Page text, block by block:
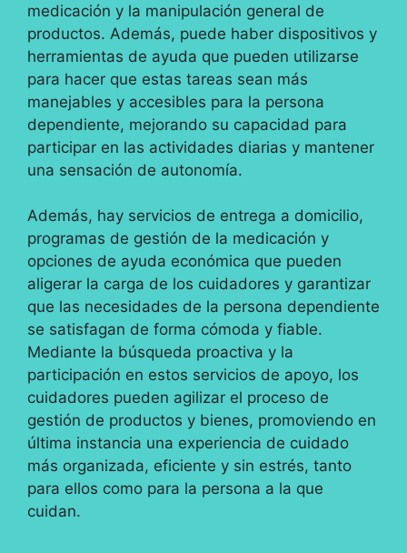
medicación y la manipulación general de
productos. Además, puede haber dispositivos y
herramientas de ayuda que pueden utilizarse
para hacer que estas tareas sean más
manejables y accesibles para la persona
dependiente, mejorando su capacidad para
participar en las actividades diarias y mantener
una sensación de autonomía.
Además, hay servicios de entrega a domicilio,
programas de gestión de la medicación y
opciones de ayuda económica que pueden
aligerar la carga de los cuidadores y garantizar
que las necesidades de la persona dependiente
se satisfagan de forma cómoda y fiable.
Mediante la búsqueda proactiva y la
participación en estos servicios de apoyo, los
cuidadores pueden agilizar el proceso de
gestión de productos y bienes, promoviendo en
última instancia una experiencia de cuidado
más organizada, eficiente y sin estrés, tanto
para ellos como para la persona a la que
cuidan.